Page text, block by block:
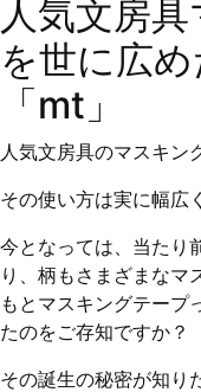
人気文房
を世に広
「mt」
人気文房具のマスキン
その使い方は実に幅広
今となっては、当たり
り、柄もさまざまなマ
もとマスキングテープ
たのをご存知ですか？
その誕生の秘密が知り